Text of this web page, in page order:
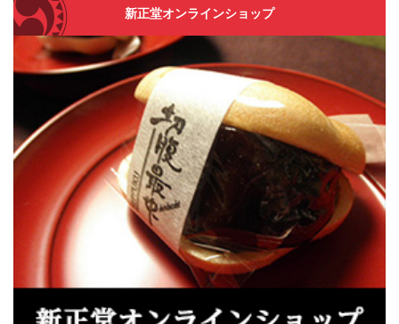
新正堂オンラインショップ